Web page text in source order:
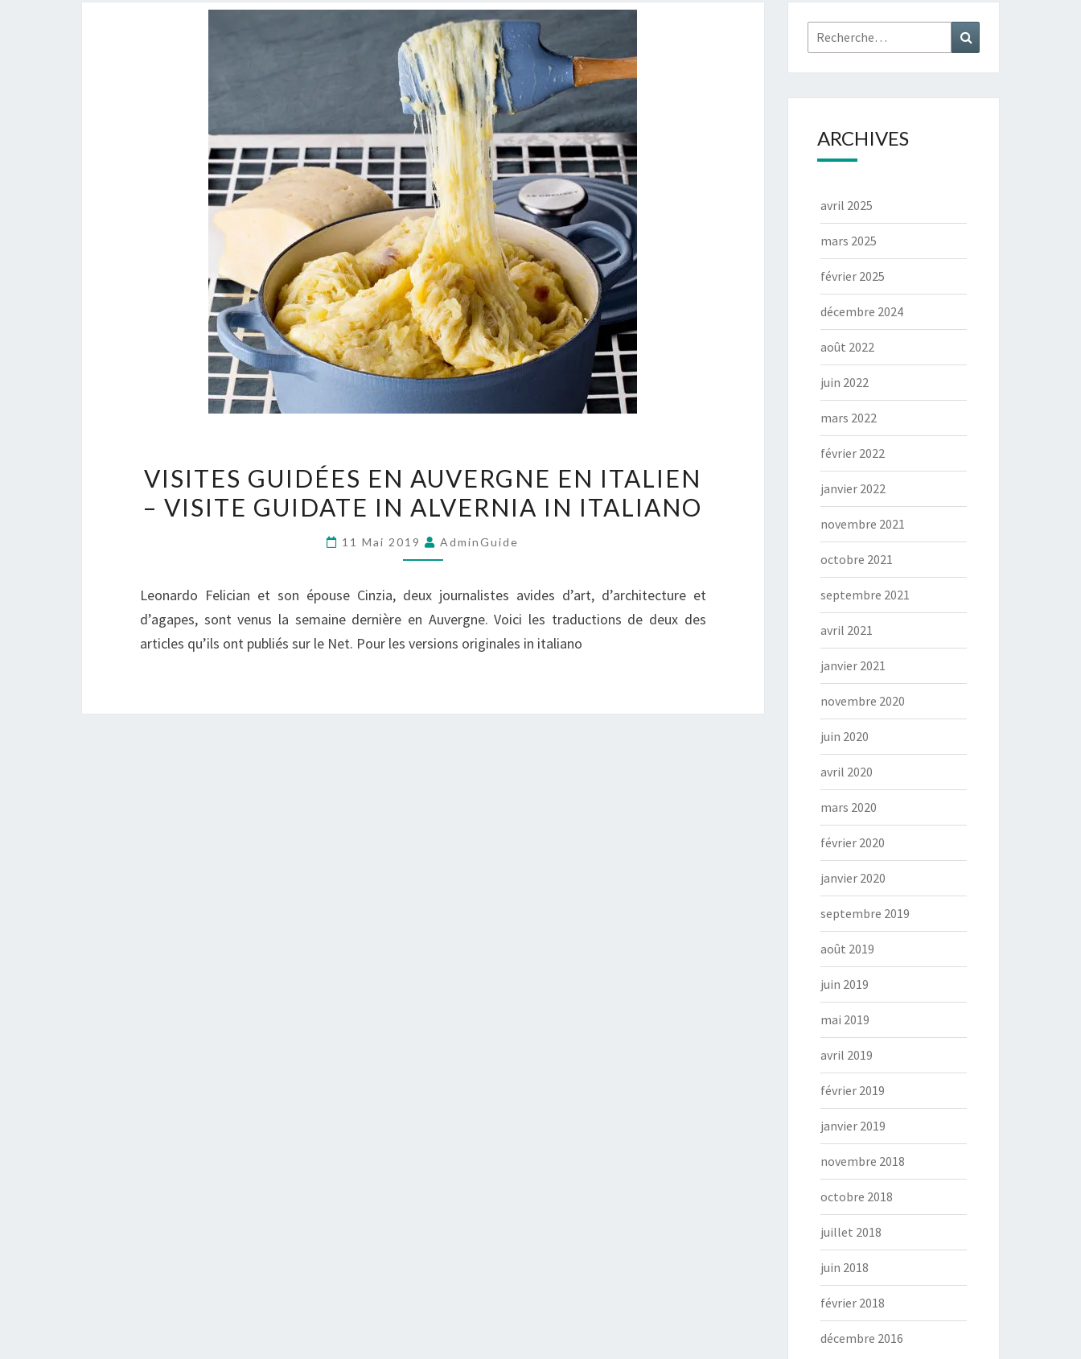
VISITES GUIDÉES EN AUVERGNE EN ITALIEN
– VISITE GUIDATE IN ALVERNIA IN ITALIANO
11 Mai 2019 AdminGuide
Leonardo Felician et son épouse Cinzia, deux journalistes avides d’art, d’architecture et
d’agapes, sont venus la semaine dernière en Auvergne. Voici les traductions de deux des
articles qu’ils ont publiés sur le Net. Pour les versions originales in italiano
ARCHIVES
avril 2025
mars 2025
février 2025
décembre 2024
août 2022
juin 2022
mars 2022
février 2022
janvier 2022
novembre 2021
octobre 2021
septembre 2021
avril 2021
janvier 2021
novembre 2020
juin 2020
avril 2020
mars 2020
février 2020
janvier 2020
septembre 2019
août 2019
juin 2019
mai 2019
avril 2019
février 2019
janvier 2019
novembre 2018
octobre 2018
juillet 2018
juin 2018
février 2018
décembre 2016